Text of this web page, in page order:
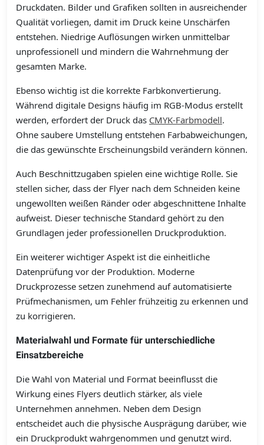
Druckdaten. Bilder und Grafiken sollten in ausreichender
Qualität vorliegen, damit im Druck keine Unschärfen
entstehen. Niedrige Auflösungen wirken unmittelbar
unprofessionell und mindern die Wahrnehmung der
gesamten Marke.
Ebenso wichtig ist die korrekte Farbkonvertierung.
Während digitale Designs häufig im RGB-Modus erstellt
werden, erfordert der Druck das CMYK-Farbmodell.
Ohne saubere Umstellung entstehen Farbabweichungen,
die das gewünschte Erscheinungsbild verändern können.
Auch Beschnittzugaben spielen eine wichtige Rolle. Sie
stellen sicher, dass der Flyer nach dem Schneiden keine
ungewollten weißen Ränder oder abgeschnittene Inhalte
aufweist. Dieser technische Standard gehört zu den
Grundlagen jeder professionellen Druckproduktion.
Ein weiterer wichtiger Aspekt ist die einheitliche
Datenprüfung vor der Produktion. Moderne
Druckprozesse setzen zunehmend auf automatisierte
Prüfmechanismen, um Fehler frühzeitig zu erkennen und
zu korrigieren.
Materialwahl und Formate für unterschiedliche
Einsatzbereiche
Die Wahl von Material und Format beeinflusst die
Wirkung eines Flyers deutlich stärker, als viele
Unternehmen annehmen. Neben dem Design
entscheidet auch die physische Ausprägung darüber, wie
ein Druckprodukt wahrgenommen und genutzt wird.